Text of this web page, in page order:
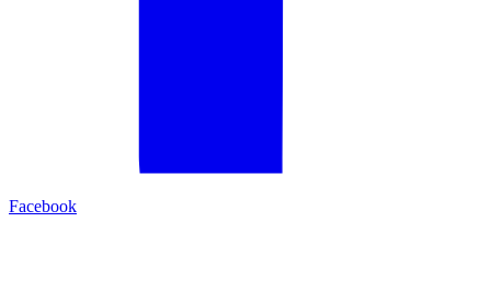
Facebook